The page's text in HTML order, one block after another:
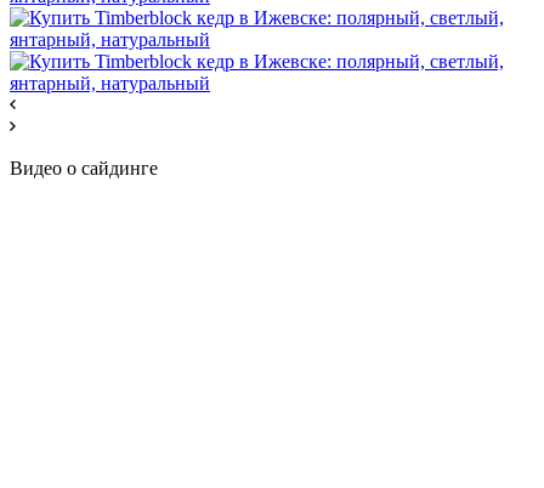
Видео о сайдинге